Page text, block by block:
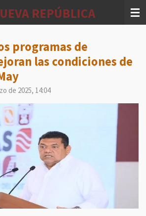
REPÚBLICA
programas de
las condiciones de
de 2025, 14:04